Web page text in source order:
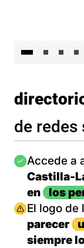
de redes
Imagen
Accede a
Castilla-
en
los
Imagen
El logo de
parecer
siempre